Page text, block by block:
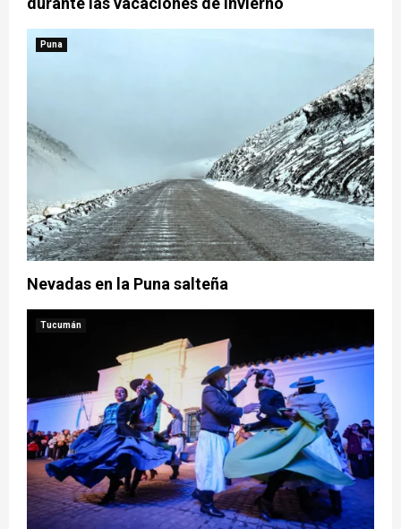
Puna
Nevadas en la Puna salteña
Tucumán